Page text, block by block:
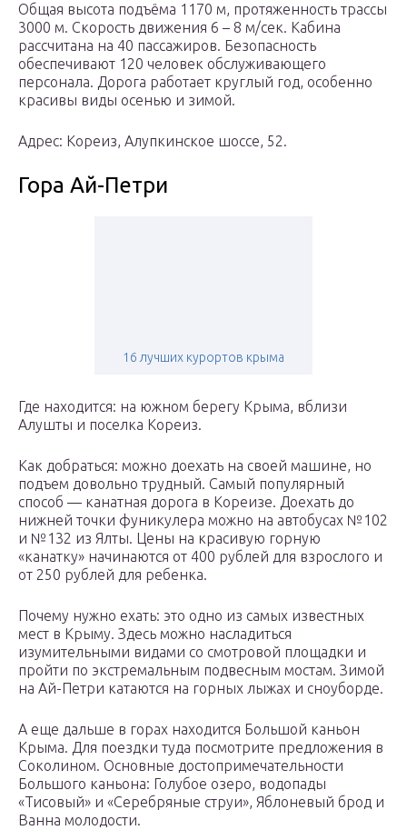
Общая высота подъёма 1170 м, протяженность трассы
3000 м. Скорость движения 6 – 8 м/сек. Кабина
рассчитана на 40 пассажиров. Безопасность
обеспечивают 120 человек обслуживающего
персонала. Дорога работает круглый год, особенно
красивы виды осенью и зимой.
Адрес: Кореиз, Алупкинское шоссе, 52.
Гора Ай-Петри
16 лучших курортов крыма
Где находится: на южном берегу Крыма, вблизи
Алушты и поселка Кореиз.
Как добраться: можно доехать на своей машине, но
подъем довольно трудный. Самый популярный
способ — канатная дорога в Кореизе. Доехать до
нижней точки фуникулера можно на автобусах №102
и №132 из Ялты. Цены на красивую горную
«канатку» начинаются от 400 рублей для взрослого и
от 250 рублей для ребенка.
Почему нужно ехать: это одно из самых известных
мест в Крыму. Здесь можно насладиться
изумительными видами со смотровой площадки и
пройти по экстремальным подвесным мостам. Зимой
на Ай-Петри катаются на горных лыжах и сноуборде.
А еще дальше в горах находится Большой каньон
Крыма. Для поездки туда посмотрите предложения в
Соколином. Основные достопримечательности
Большого каньона: Голубое озеро, водопады
«Тисовый» и «Серебряные струи», Яблоневый брод и
Ванна молодости.